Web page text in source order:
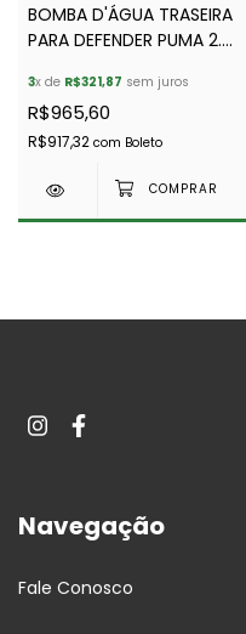
BOMBA D'ÁGUA TRASEIRA
PARA DEFENDER PUMA 2.4L
- LR004799A/LR004799
3x de R$321,87 sem juros
R$965,60
R$917,32 com Boleto
Navegação
Fale Conosco